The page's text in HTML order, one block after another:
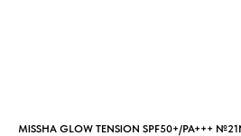
MISSHA GLOW TENSION SPF50+/PA+++